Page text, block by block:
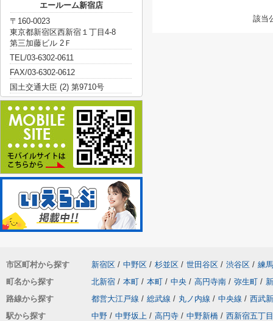
該当
エールーム新宿店
〒160-0023
東京都新宿区西新宿１丁目4-8
第三加藤ビル 2Ｆ
TEL/03-6302-0611
FAX/03-6302-0612
国土交通大臣 (2) 第9710号
市区町村から探す 新宿区 / 中野区 / 杉並区 / 世田谷区 / 渋谷区 / 練
町名から探す
北新宿 / 本町 / 本町 / 中央 / 高円寺南 / 弥生町 /
路線から探す
都営大江戸線 / 総武線 / 丸ノ内線 / 中央線 / 西武
駅から探す
中野 / 中野坂上 / 高円寺 / 中野新橋 / 西新宿五丁目